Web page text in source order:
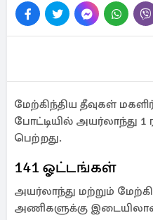
மேற்கிந்திய தீவுகள்
போட்டியில் அயர்லாந்து 1
பெற்றது.
141 ஓட்டங்கள்
அயர்லாந்து மற்றும்
அணிகளுக்கு இடையிலான